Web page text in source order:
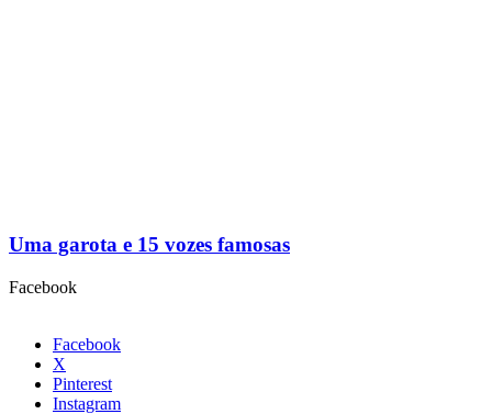
Uma garota e 15 vozes famosas
Facebook
Facebook
X
Pinterest
Instagram